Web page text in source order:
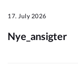
17. July 2026
Nye_ansigter